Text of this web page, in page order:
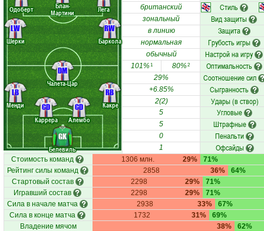
Белевиль
Менди
Каррера
Алембо
Какре
Шерки
Чалета-Цар
Баркола
Одоберт
Блан-
Мартини
Лега
GK
LB
CD
CD
RB
LW
DM
RW
британский Стиль
зональный Вид защиты
в линию Защита
нормальная Грубость игры
обычный Настрой на игру
101%1 80%2 Оптимальность
29% Соотношение сил
+6.85% Сыгранность
2(2) Удары (в створ)
5 Угловые
5 Штрафные
0 Пенальти
1 Офсайды
Стоимость команд 1306 млн. 29%
71%
Рейтинг силы команд
2858 36%
64%
Стартовый состав
2298 29%
71%
Игравший состав
2298 29%
71%
Сила в начале матча
2938 33%
67%
Сила в конце матча
1732 31%
69%
Владение мячом
38%
62%